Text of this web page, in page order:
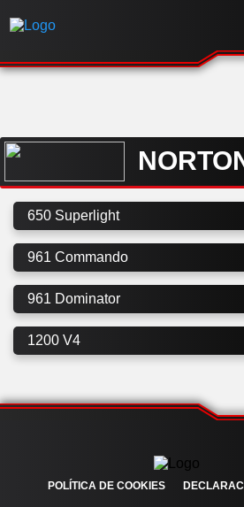
650 Superlight
961 Commando
961 Dominator
1200 V4
POLÍTICA DE COOKIES